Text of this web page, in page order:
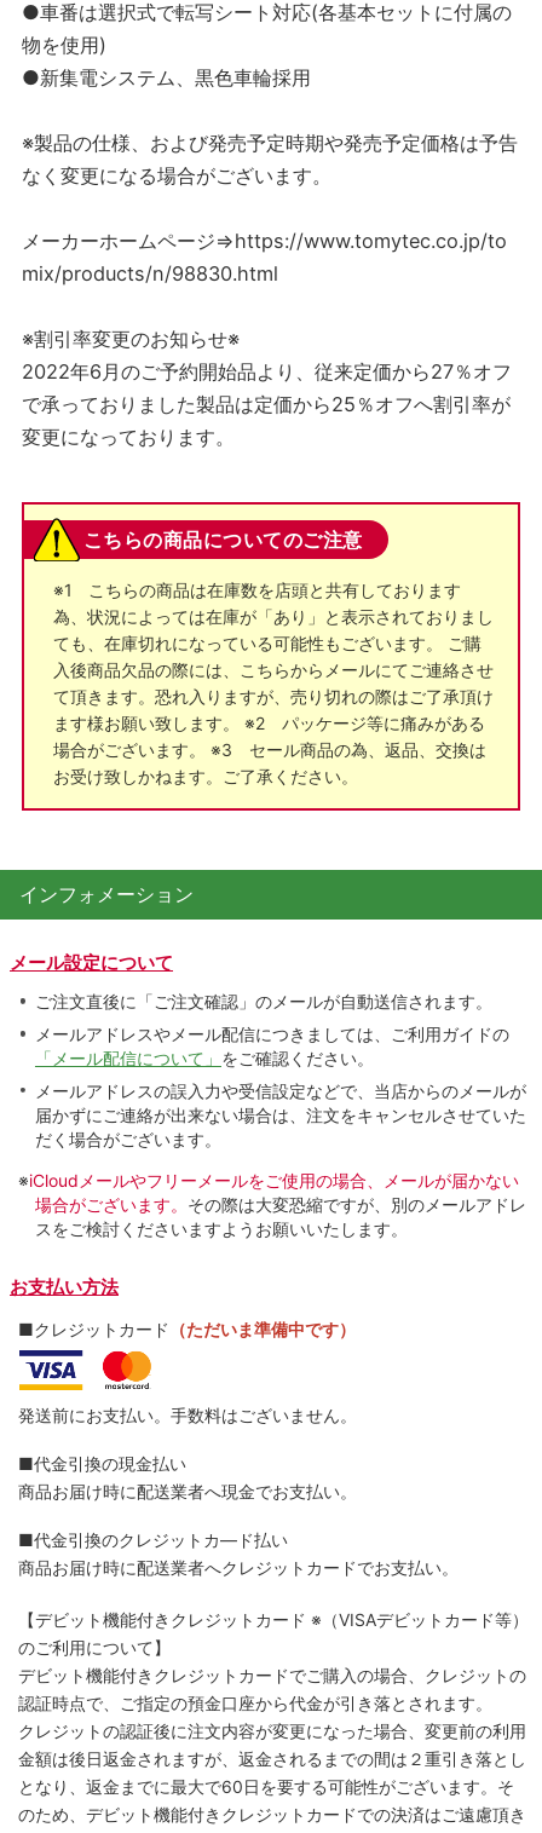
●車番は選択式で転写シート対応(各基本セットに付属の
物を使用)
●新集電システム、黒色車輪採用
※製品の仕様、および発売予定時期や発売予定価格は予告
なく変更になる場合がございます。
メーカーホームページ⇒https://www.tomytec.co.jp/to
mix/products/n/98830.html
※割引率変更のお知らせ※
2022年6月のご予約開始品より、従来定価から27％オフ
で承っておりました製品は定価から25％オフへ割引率が
変更になっております。
こちらの商品についてのご注意
※1 こちらの商品は在庫数を店頭と共有しております
為、状況によっては在庫が「あり」と表示されておりまし
ても、在庫切れになっている可能性もございます。 ご購
入後商品欠品の際には、こちらからメールにてご連絡させ
て頂きます。恐れ入りますが、売り切れの際はご了承頂け
ます様お願い致します。 ※2 パッケージ等に痛みがある
場合がございます。 ※3 セール商品の為、返品、交換は
お受け致しかねます。ご了承ください。
インフォメーション
メール設定について
ご注文直後に「ご注文確認」のメールが自動送信されます。
メールアドレスやメール配信につきましては、ご利用ガイドの
「メール配信について」 をご確認ください。
メールアドレスの誤入力や受信設定などで、当店からのメールが
届かずにご連絡が出来ない場合は、注文をキャンセルさせていた
だく場合がございます。
※iCloudメールやフリーメールをご使用の場合、メールが届かない
場合がございます。 その際は大変恐縮ですが、別のメールアドレ
スをご検討くださいますようお願いいたします。
お支払い方法
■クレジットカード （ただいま準備中です）
発送前にお支払い。手数料はございません。
■代金引換の現金払い
商品お届け時に配送業者へ現金でお支払い。
■代金引換のクレジットカ―ド払い
商品お届け時に配送業者へクレジットカードでお支払い。
【デビット機能付きクレジットカード ※（VISAデビットカード等）
のご利用について】
デビット機能付きクレジットカードでご購入の場合、クレジットの
認証時点で、ご指定の預金口座から代金が引き落とされます。
クレジットの認証後に注文内容が変更になった場合、変更前の利用
金額は後日返金されますが、返金されるまでの間は２重引き落とし
となり、返金までに最大で60日を要する可能性がございます。そ
のため、デビット機能付きクレジットカードでの決済はご遠慮頂き